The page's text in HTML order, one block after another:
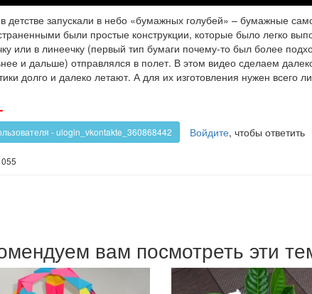
детстве запускали в небо «бумажных голубей» – бумажные
были простые конструкции, которые было легко
или в линеечку (первый тип бумаги почему-то был более
и дальше) отправлялся в полет. В этом видео сделаем
долго и далеко летают. А для их изготовления нужен всего
-
против!
- ulogin_vkontakte_360868442 Войдите, чтобы ответить
вам посмотреть эти